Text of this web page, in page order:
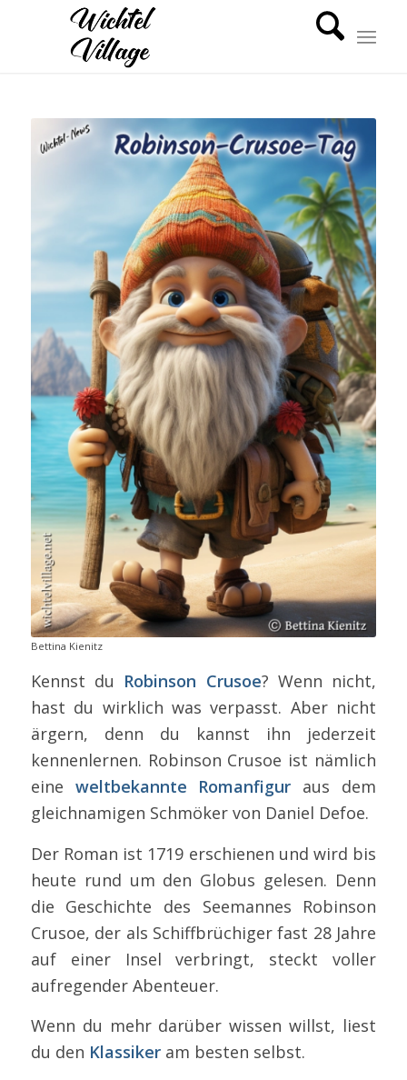
Bettina Kienitz
Kennst du Robinson Crusoe? Wenn nicht,
hast du wirklich was verpasst. Aber nicht
ärgern, denn du kannst ihn jederzeit
kennenlernen. Robinson Crusoe ist nämlich
eine weltbekannte Romanfigur aus dem
gleichnamigen Schmöker von Daniel Defoe.
Der Roman ist 1719 erschienen und wird bis
heute rund um den Globus gelesen. Denn
die Geschichte des Seemannes Robinson
Crusoe, der als Schiffbrüchiger fast 28 Jahre
auf einer Insel verbringt, steckt voller
aufregender Abenteuer.
Wenn du mehr darüber wissen willst, liest
du den Klassikeram besten selbst.